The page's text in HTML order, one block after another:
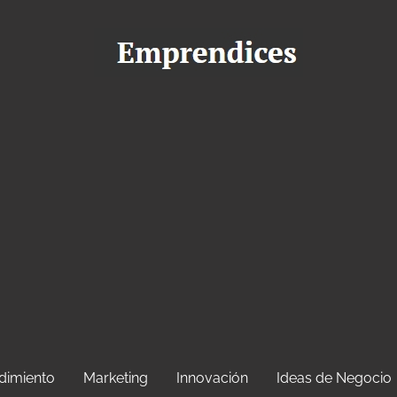
Marketing Innovación Ideas de Negocio